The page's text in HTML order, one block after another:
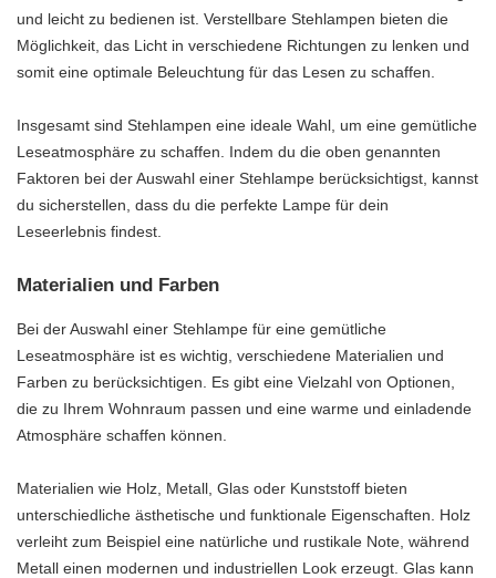
und leicht zu bedienen ist. Verstellbare Stehlampen bieten die
Möglichkeit, das Licht in verschiedene Richtungen zu lenken und
somit eine optimale Beleuchtung für das Lesen zu schaffen.
Insgesamt sind Stehlampen eine ideale Wahl, um eine gemütliche
Leseatmosphäre zu schaffen. Indem du die oben genannten
Faktoren bei der Auswahl einer Stehlampe berücksichtigst, kannst
du sicherstellen, dass du die perfekte Lampe für dein
Leseerlebnis findest.
Materialien und Farben
Bei der Auswahl einer Stehlampe für eine gemütliche
Leseatmosphäre ist es wichtig, verschiedene Materialien und
Farben zu berücksichtigen. Es gibt eine Vielzahl von Optionen,
die zu Ihrem Wohnraum passen und eine warme und einladende
Atmosphäre schaffen können.
Materialien wie Holz, Metall, Glas oder Kunststoff bieten
unterschiedliche ästhetische und funktionale Eigenschaften. Holz
verleiht zum Beispiel eine natürliche und rustikale Note, während
Metall einen modernen und industriellen Look erzeugt. Glas kann